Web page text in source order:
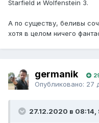
Starfield и Wolfenstein 3.
А по существу, беливы
хотя в целом ничего
germanik
Опубликовано: 27
27.12.2020 в 08:14,